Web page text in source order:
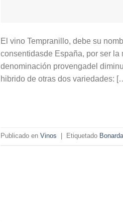
El vino Tempranillo, debe su
consentidasde España, por ser la
denominación provengadel
hibrido de otras dos variedades:
Publicado en Vinos Etiquetado Bonarda